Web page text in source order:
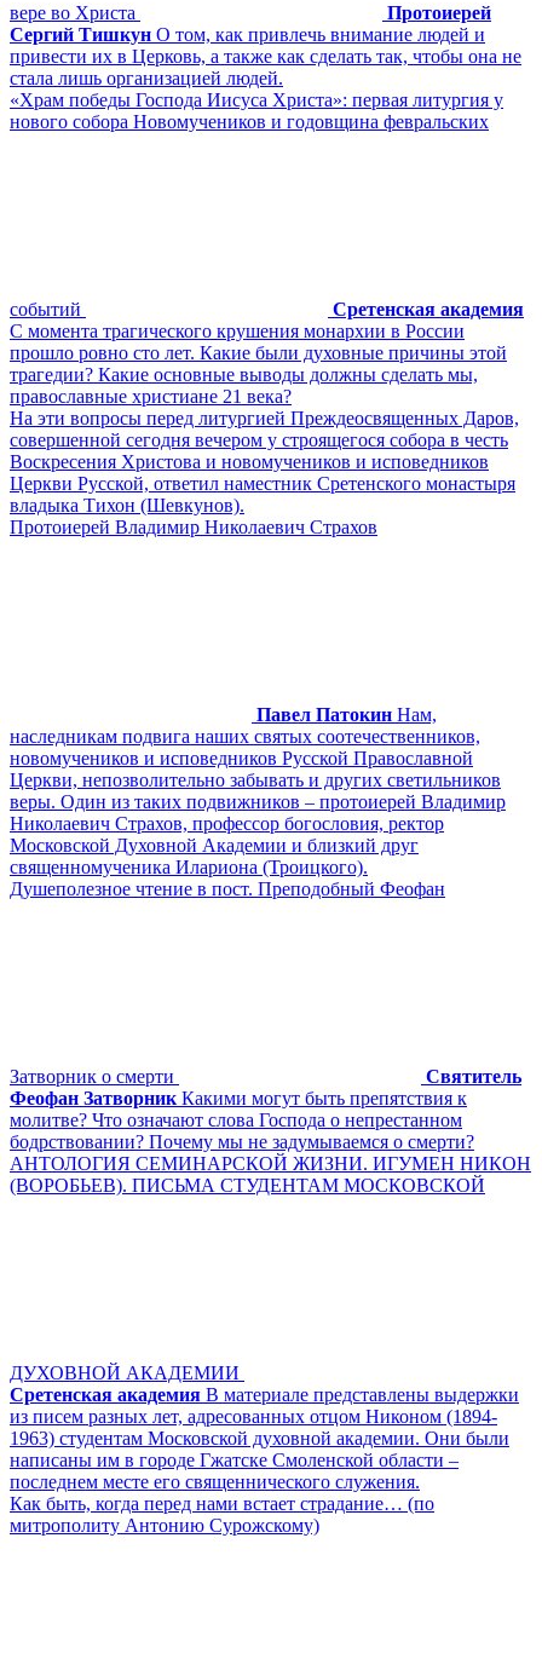
вере во Христа
Протоиерей
Сергий Тишкун О том, как привлечь внимание людей и
привести их в Церковь, а также как сделать так, чтобы она не
стала лишь организацией людей.
«Храм победы Господа Иисуса Христа»: первая литургия у
нового собора Новомучеников и годовщина февральских
событий
Сретенская академия
С момента трагического крушения монархии в России
прошло ровно сто лет. Какие были духовные причины этой
трагедии? Какие основные выводы должны сделать мы,
православные христиане 21 века?
На эти вопросы перед литургией Преждеосвященных Даров,
совершенной сегодня вечером у строящегося собора в честь
Воскресения Христова и новомучеников и исповедников
Церкви Русской, ответил наместник Сретенского монастыря
владыка Тихон (Шевкунов).
Протоиерей Владимир Николаевич Страхов
Павел Патокин Нам,
наследникам подвига наших святых соотечественников,
новомучеников и исповедников Русской Православной
Церкви, непозволительно забывать и других светильников
веры. Один из таких подвижников – протоиерей Владимир
Николаевич Страхов, профессор богословия, ректор
Московской Духовной Академии и близкий друг
священномученика Илариона (Троицкого).
Душеполезное чтение в пост. Преподобный Феофан
Затворник о смерти
Святитель
Феофан Затворник Какими могут быть препятствия к
молитве? Что означают слова Господа о непрестанном
бодрствовании? Почему мы не задумываемся о смерти?
АНТОЛОГИЯ СЕМИНАРСКОЙ ЖИЗНИ. ИГУМЕН НИКОН
(ВОРОБЬЕВ). ПИСЬМА СТУДЕНТАМ МОСКОВСКОЙ
ДУХОВНОЙ АКАДЕМИИ
Сретенская академия В материале представлены выдержки
из писем разных лет, адресованных отцом Никоном (1894-
1963) студентам Московской духовной академии. Они были
написаны им в городе Гжатске Смоленской области –
последнем месте его священнического служения.
Как быть, когда перед нами встает страдание… (по
митрополиту Антонию Сурожскому)